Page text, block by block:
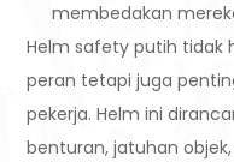
membedakan
Helm safety putih tidak
peran tetapi juga
pekerja. Helm ini
benturan, jatuhan